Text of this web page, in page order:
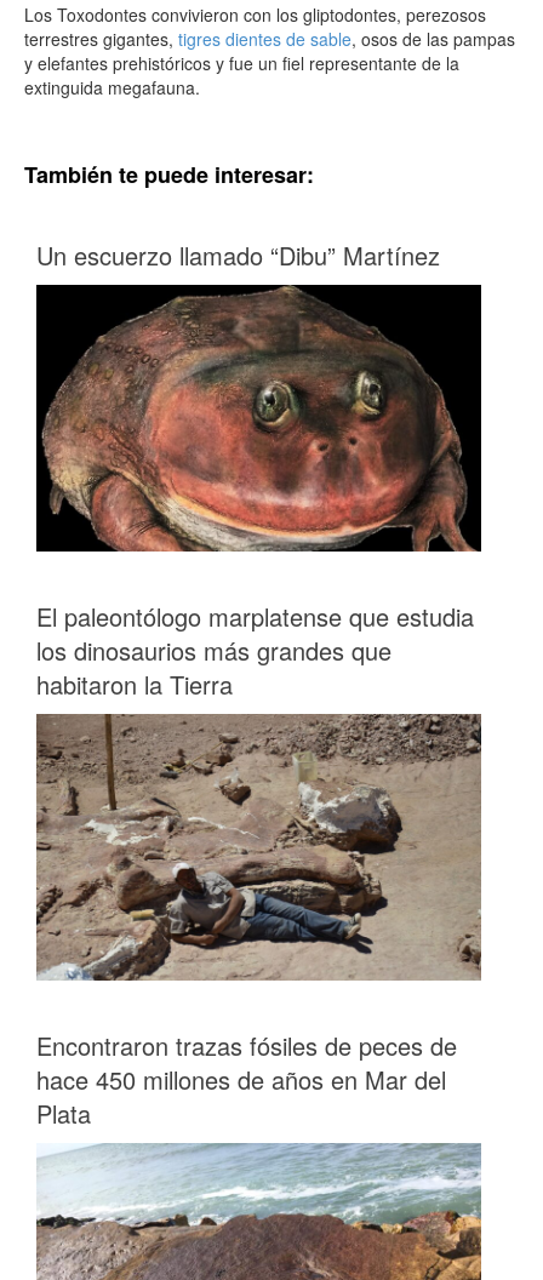
Los Toxodontes convivieron con los gliptodontes, perezosos
terrestres gigantes, tigres dientes de sable, osos de las pampas
y elefantes prehistóricos y fue un fiel representante de la
extinguida megafauna.
También te puede interesar:
Un escuerzo llamado “Dibu” Martínez
El paleontólogo marplatense que estudia
los dinosaurios más grandes que
habitaron la Tierra
Encontraron trazas fósiles de peces de
hace 450 millones de años en Mar del
Plata